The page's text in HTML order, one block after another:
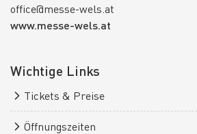
office@messe-wels.at
www.messe-wels.at
Wichtige Links
Tickets & Preise
Öffnungszeiten